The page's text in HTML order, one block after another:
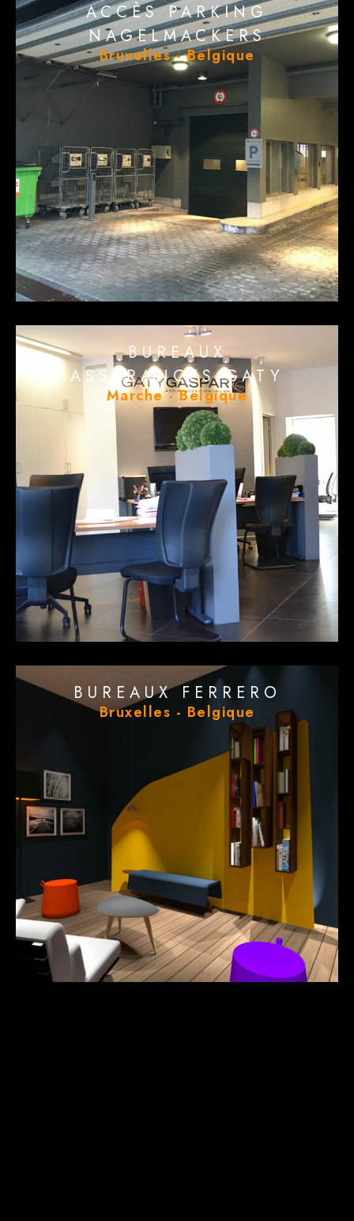
ACCÈS PARKING
NAGELMACKERS
Bruxelles - Belgique
BUREAUX
ASSURANCES GATY
Marche - Belgique
BUREAUX FERRERO
Bruxelles - Belgique